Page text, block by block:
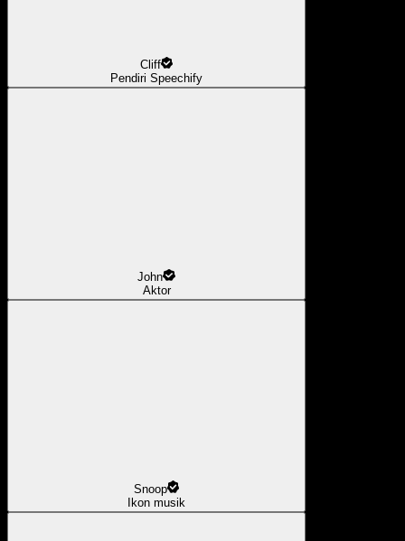
Cliff
Pendiri Speechify
John
Aktor
Snoop
Ikon musik